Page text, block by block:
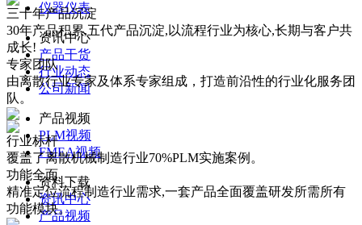
仪器仪表
资讯中心
产品干货
行业动态
公司新闻
产品视频
PLM视频
FMEA视频
资料下载
资讯中心
产品视频
三十年产品沉淀
30年产品积累,五代产品沉淀,以流程行业为核心,长期与客户共
成长!
专家团队
由离散行业专家及体系专家组成，打造前沿性的行业化服务团
队。
行业标杆
覆盖了离散机械制造行业70%PLM实施案例。
功能全面
精准定位流程制造行业需求,一套产品全面覆盖研发所需所有
功能模块。